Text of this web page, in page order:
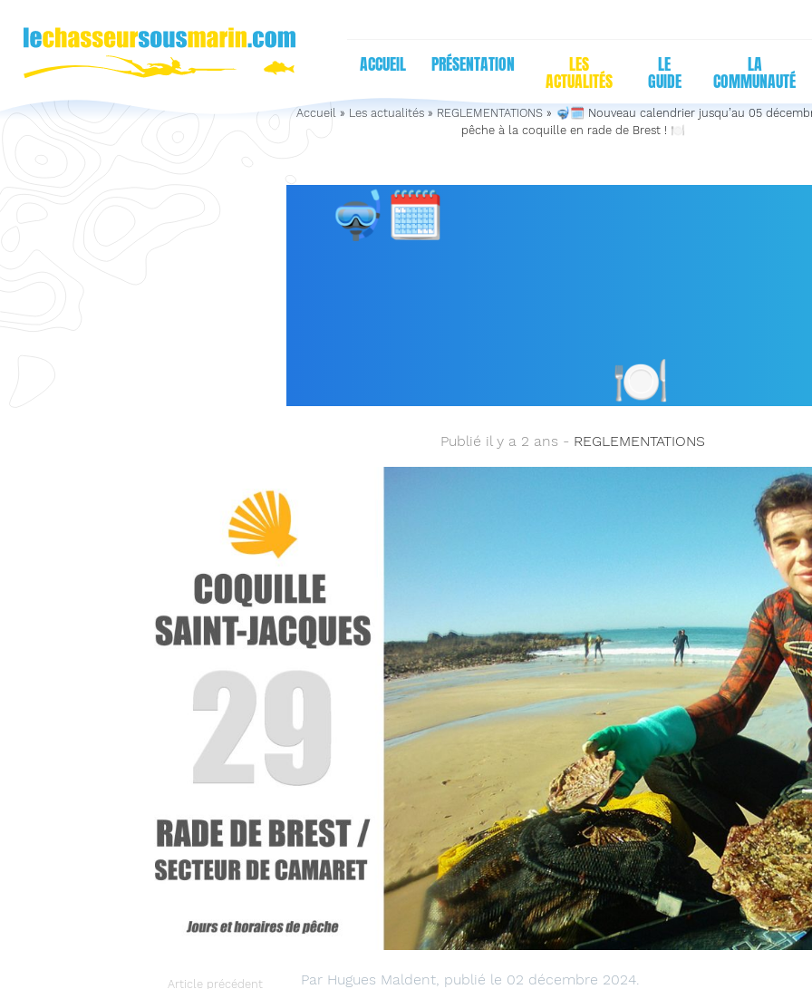
ACCUEIL PRÉSENTATION LES
ACTUALITÉS
LE
GUIDE
LA
COMMUNAUTÉ
Accueil » Les actualités » REGLEMENTATIONS » 🤿🗓 Nouveau calendrier jusqu’au 05
pêche à la coquille en rade de Brest ! 🍽
🤿🗓
🍽
Publié il y a 2 ans - REGLEMENTATIONS
Article précédent Par Hugues Maldent, publié le 02 décembre 2024.